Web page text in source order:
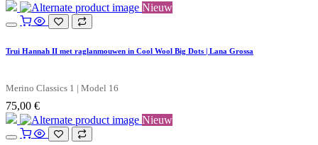
Nieuw
Trui Hannah II met raglanmouwen in Cool Wool Big Dots | Lana Grossa
Merino Classics 1 | Model 16
75,00 €
Nieuw